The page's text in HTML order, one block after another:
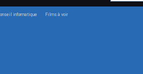
informatique Films à voir